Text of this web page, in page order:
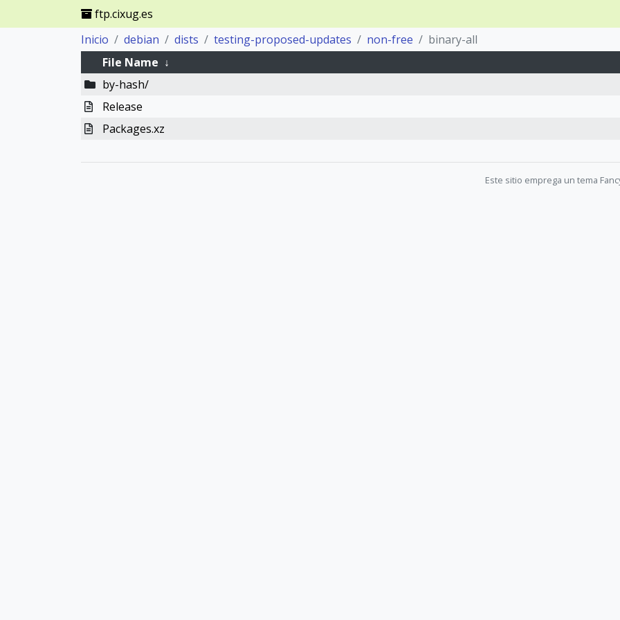
ftp.cixug.es
Inicio
debian dists testing-proposed-updates non-free
binary-all
File Name ↓
by-hash/
Release
Packages.xz
Este sitio emprega un tema